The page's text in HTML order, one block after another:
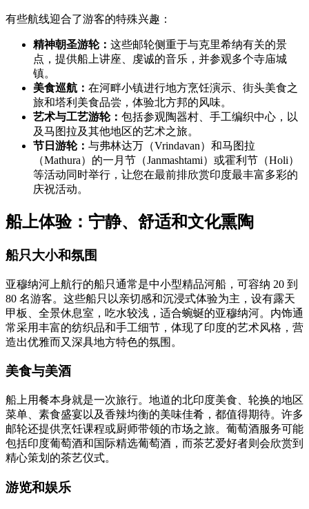
有些航线迎合了游客的特殊兴趣：
精神朝圣游轮： 这些邮轮侧重于与克里希纳有关的景
点，提供船上讲座、虔诚的音乐，并参观多个寺庙城
镇。
美食巡航： 在河畔小镇进行地方烹饪演示、街头美食之
旅和塔利美食品尝，体验北方邦的风味。
艺术与工艺游轮： 包括参观陶器村、手工编织中心，以
及马图拉及其他地区的艺术之旅。
节日游轮： 与弗林达万（Vrindavan）和马图拉
（Mathura）的一月节（Janmashtami）或霍利节（Holi）
等活动同时举行，让您在最前排欣赏印度最丰富多彩的
庆祝活动。
船上体验：宁静、舒适和文化熏陶
船只大小和氛围
亚穆纳河上航行的船只通常是中小型精品河船，可容纳 20 到
80 名游客。这些船只以亲切感和沉浸式体验为主，设有露天
甲板、全景休息室，吃水较浅，适合蜿蜒的亚穆纳河。内饰通
常采用丰富的纺织品和手工细节，体现了印度的艺术风格，营
造出优雅而又深具地方特色的氛围。
美食与美酒
船上用餐本身就是一次旅行。地道的北印度美食、轮换的地区
菜单、素食盛宴以及香辣均衡的美味佳肴，都值得期待。许多
邮轮还提供烹饪课程或厨师带领的市场之旅。葡萄酒服务可能
包括印度葡萄酒和国际精选葡萄酒，而茶艺爱好者则会欣赏到
精心策划的茶艺仪式。
游览和娱乐